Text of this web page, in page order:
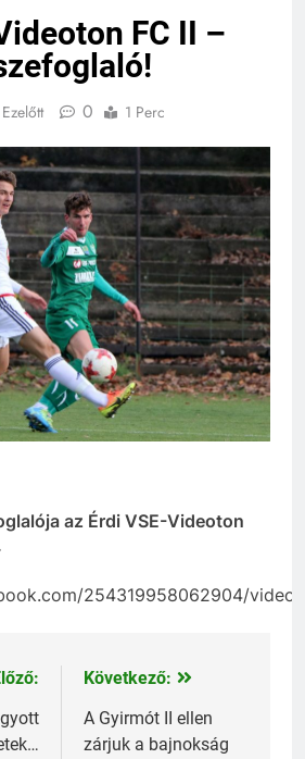
FC II –
0 1 Perc
az Érdi VSE-Videoton
254319958062904/
Következő:
A Gyirmót II ellen
zárjuk a bajnokság